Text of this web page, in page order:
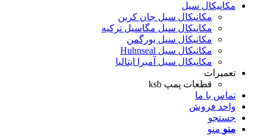
مکانیکال سیل
مکانیکال سیل جان کرین
مکانیکال سیل مگاسیل ترکیه
مکانیکال سیل بورگمن
مکانیکال سیل Huhnseal
مکانیکال سیل آمبرا ایتالیا
تعمیرات
قطعات پمپ ksb
تماس با ما
واحد فروش
جستجو
منو منو